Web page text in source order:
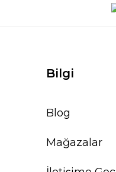
Bilgi
Blog
Mağazalar